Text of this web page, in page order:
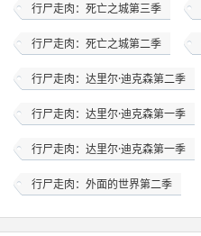
行尸走肉：死亡之城第三季
行尸走肉：死亡之城第二季
行尸走肉：达里尔·迪克森第二季
行尸走肉：达里尔·迪克森第一季
行尸走肉：达里尔·迪克森第一季
行尸走肉：外面的世界第二季